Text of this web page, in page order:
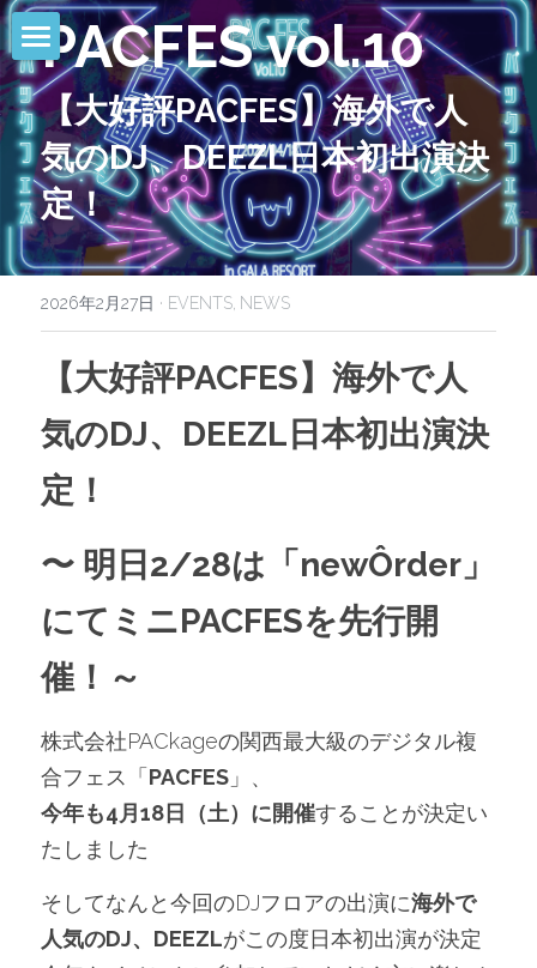
HOME
NEWS
EVENTS
CALENDAR
COMMUNITY
COMPANY
SHOP
PACFES vol.10
【大好評PACFES】海外で人
気のDJ、DEEZL日本初出演決
定！
2026年2月27日 · EVENTS, NEWS
【大好評PACFES】海外で人
気のDJ、DEEZL日本初出演決
定！
〜 明日2/28は「newÔrder」
にてミニPACFESを先行開
催！～
株式会社PACkageの関西最大級のデジタル複
合フェス「 PACFES 」、
今年も4月18日（土）に開催することが決定い
たしました
そしてなんと今回のDJフロアの出演に海外で
人気のDJ、DEEZLがこの度日本初出演が決定